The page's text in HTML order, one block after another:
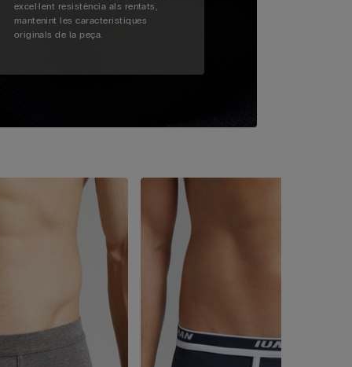
excel·lent resistència als rentats,
mantenint les característiques
originals de la peça.